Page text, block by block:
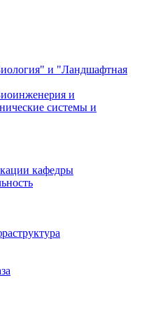
и "Ландшафтная
и
системы и
кафедры